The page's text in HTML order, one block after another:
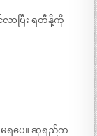
ာပြီး ရတီနို့ကို
မရပေ။ ဆုရည်က